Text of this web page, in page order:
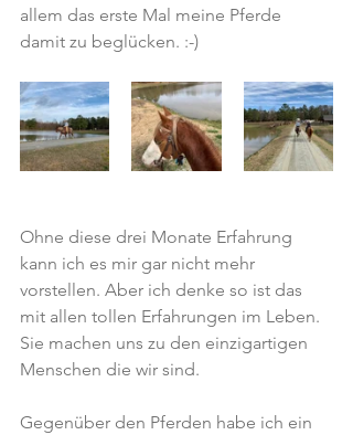
allem das erste Mal meine Pferde
damit zu beglücken. :-)
Ohne diese drei Monate Erfahrung
kann ich es mir gar nicht mehr
vorstellen. Aber ich denke so ist das
mit allen tollen Erfahrungen im Leben.
Sie machen uns zu den einzigartigen
Menschen die wir sind.
Gegenüber den Pferden habe ich ein